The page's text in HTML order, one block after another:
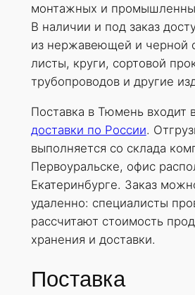
монтажных и
В наличии и под заказ
из нержавеющей и черной
листы, круги, сортовой
трубопроводов и другие
Поставка в Тюмень входит
доставки по России.
выполняется со склада
Первоуральске, офис
Екатеринбурге. Заказ
удаленно: специалисты
рассчитают стоимость
хранения и доставки.
Поставка